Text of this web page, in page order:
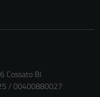
Cossato BI
/ 00400880027